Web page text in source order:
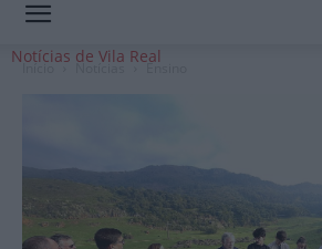
Notícias de Vila Real
Início Notícias Ensino